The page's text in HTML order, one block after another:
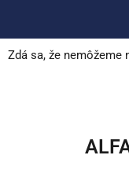
Zdá sa, že nemôžeme